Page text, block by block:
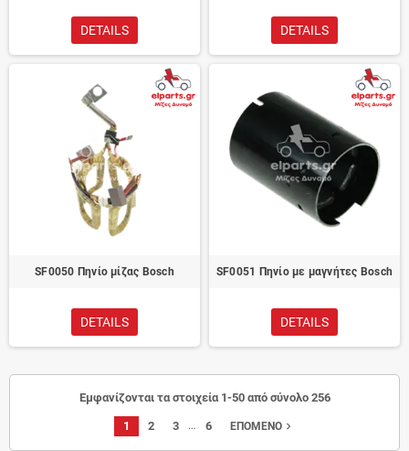
DETAILS DETAILS
SF0050 Πηνίο μίζας Bosch
DETAILS
SF0051 Πηνίο με μαγνήτες Bosch
DETAILS
Εμφανίζονται τα στοιχεία 1-50 από σύνολο 256
1 2 3 … 6 ΕΠΌΜΕΝΟ navigate_next